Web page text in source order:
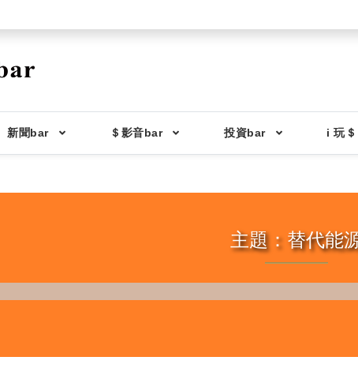
新聞bar ＄影音bar 投資bar i 玩＄
主題：替代能